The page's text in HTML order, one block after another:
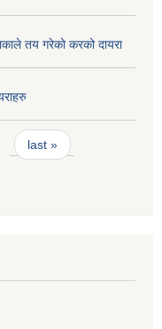
तय गरेको करको दायरा
last »